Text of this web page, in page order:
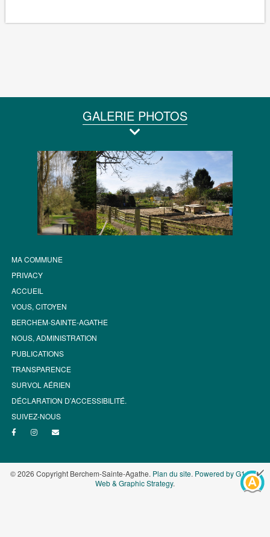
GALERIE PHOTOS
MA COMMUNE
PRIVACY
ACCUEIL
VOUS, CITOYEN
BERCHEM-SAINTE-AGATHE
NOUS, ADMINISTRATION
PUBLICATIONS
TRANSPARENCE
SURVOL AÉRIEN
DÉCLARATION D’ACCESSIBILITÉ.
SUIVEZ-NOUS
© 2026 Copyright Berchem-Sainte-Agathe. Plan du site. Powered by G1.be -
Web & Graphic Strategy.